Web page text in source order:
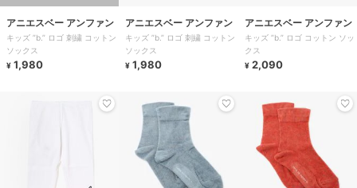
アニエスベー アンファン
キッズ ”b.” ロゴ 刺繍 コットン
ソックス
¥ 1,980
アニエスベー アンファン
キッズ ”b.” ロゴ 刺繍 コットン
ソックス
¥ 1,980
アニエスベー アンファン
キッズ ”b.” ロゴ コットン ソッ
クス
¥ 2,090